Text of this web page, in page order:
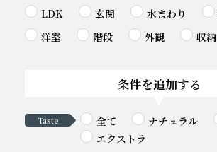
LDK 玄関 水まわり
洋室
階段 外観 収納
条件を追加する
Taste 全て ナチュラル
エクストラ